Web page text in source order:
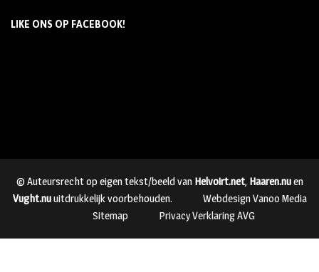
LIKE ONS OP FACEBOOK!
© Auteursrecht op eigen tekst/beeld van Helvoirt.net, Haaren.nuen
Vught.nuuitdrukkelijk voorbehouden.
Webdesign Vanoo Media
Sitemap
Privacy Verklaring AVG